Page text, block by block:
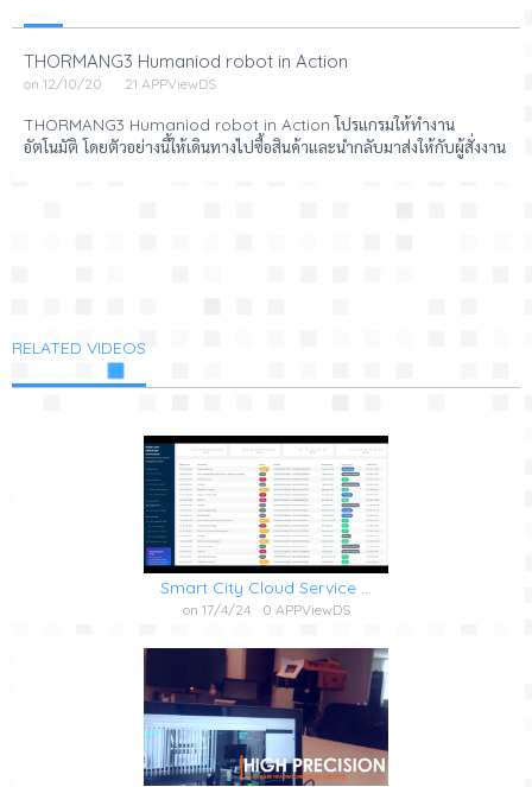
THORMANG3 Humaniod robot in Action
on 12/10/20 21 APPViewDS
THORMANG3 Humaniod robot in Action โปรแกรมให้ทำงาน
อัตโนมัติ โดยตัวอย่างนี้ให้เดินทางไปซื้อสินค้าและนำกลับมาส่งให้กับผู้สั่งงาน
RELATED VIDEOS
Smart City Cloud Service ...
on 17/4/24 0 APPViewDS